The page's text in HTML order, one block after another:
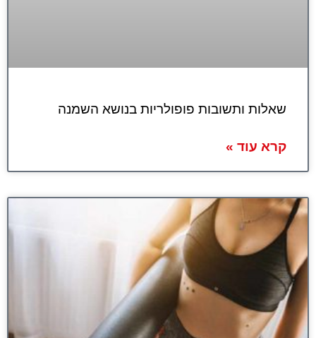
שאלות ותשובות פופולריות בנושא השמנה
קרא עוד »